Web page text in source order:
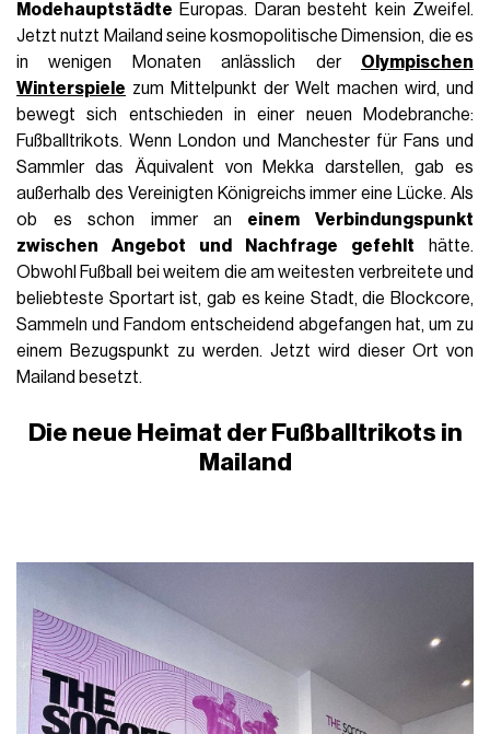
Modehauptstädte Europas. Daran besteht kein Zweifel.
Jetzt nutzt Mailand seine kosmopolitische Dimension, die es
in wenigen Monaten anlässlich der Olympischen
Winterspiele zum Mittelpunkt der Welt machen wird, und
bewegt sich entschieden in einer neuen Modebranche:
Fußballtrikots. Wenn London und Manchester für Fans und
Sammler das Äquivalent von Mekka darstellen, gab es
außerhalb des Vereinigten Königreichs immer eine Lücke. Als
ob es schon immer an einem Verbindungspunkt
zwischen Angebot und Nachfrage gefehlt hätte.
Obwohl Fußball bei weitem die am weitesten verbreitete und
beliebteste Sportart ist, gab es keine Stadt, die Blockcore,
Sammeln und Fandom entscheidend abgefangen hat, um zu
einem Bezugspunkt zu werden. Jetzt wird dieser Ort von
Mailand besetzt.
Die neue Heimat der Fußballtrikots in
Mailand